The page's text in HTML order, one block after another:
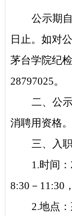
公示期
日止。如对
茅台学院纪
28797025。
二、公
消聘用资格。
三、入
1.时间
8:30－11:30
2.地点：